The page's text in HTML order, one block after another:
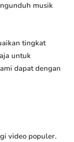
musik
tingkat
untuk
dapat dengan
video populer.